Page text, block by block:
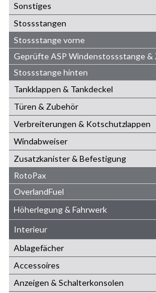
Sonstiges
Stossstangen
Stossstange vorne
Geprüfte ASP Windenstossstange &
Stossstange hinten
Tankklappen & Tankdeckel
Türen & Zubehör
Verbreiterungen & Kotschutzlappen
Windabweiser
Zusatzkanister & Befestigung
RotoPax
OverlandFuel
Höherlegung & Fahrwerk
Interieur
Ablagefächer
Accessoires
Anzeigen & Schalterkonsolen